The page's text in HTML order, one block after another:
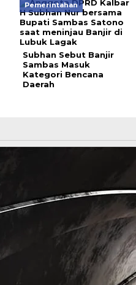
Pemerintahan
Subhan Sebut Banjir
Sambas Masuk
Kategori Bencana
Daerah